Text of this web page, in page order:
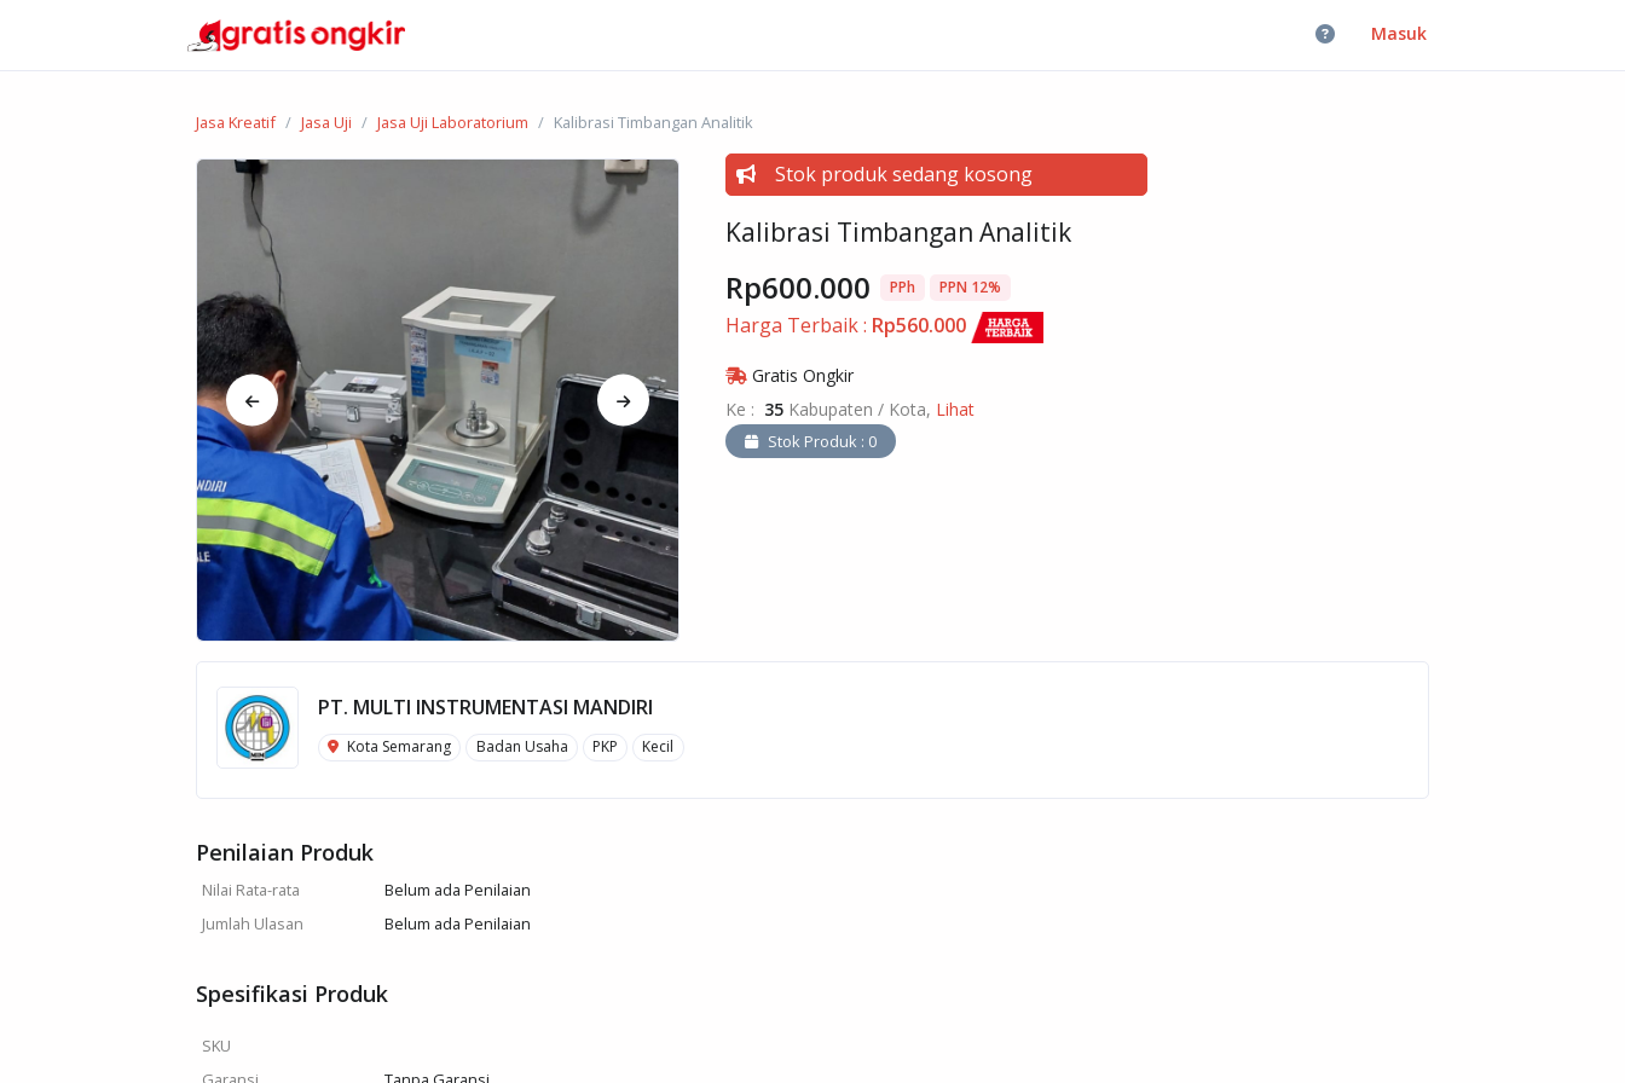
Masuk
Jasa Kreatif Jasa Uji Jasa Uji Laboratorium Kalibrasi Timbangan Analitik
Stok produk sedang kosong
Kalibrasi Timbangan Analitik
Rp600.000 PPh PPN 12%
Harga Terbaik : Rp560.000
Gratis Ongkir
Ke : 35Kabupaten / Kota, Lihat
Stok Produk : 0
PT. MULTI INSTRUMENTASI MANDIRI
Kota Semarang Badan Usaha PKP Kecil
Penilaian Produk
Nilai Rata-rata
Belum ada Penilaian
Jumlah Ulasan
Belum ada Penilaian
Spesifikasi Produk
SKU